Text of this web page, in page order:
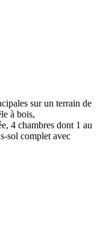
sur un terrain de
à bois,
4 chambres dont 1 au
sol complet avec